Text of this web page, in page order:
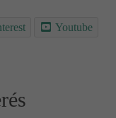
Youtube